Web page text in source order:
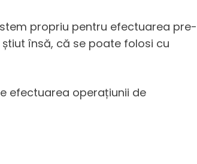
propriu pentru efectuarea pre-
știut însă, că se poate folosi cu
efectuarea operațiunii de